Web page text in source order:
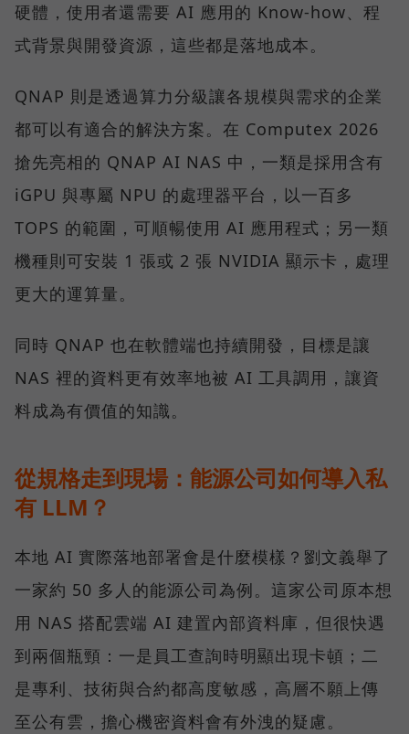
硬體，使用者還需要 AI 應用的 Know-how、程
式背景與開發資源，這些都是落地成本。
QNAP 則是透過算力分級讓各規模與需求的企業
都可以有適合的解決方案。在 Computex 2026
搶先亮相的 QNAP AI NAS 中，一類是採用含有
iGPU 與專屬 NPU 的處理器平台，以一百多
TOPS 的範圍，可順暢使用 AI 應用程式；另一類
機種則可安裝 1 張或 2 張 NVIDIA 顯示卡，處理
更大的運算量。
同時 QNAP 也在軟體端也持續開發，目標是讓
NAS 裡的資料更有效率地被 AI 工具調用，讓資
料成為有價值的知識。
從規格走到現場：能源公司如何導入私
有 LLM？
本地 AI 實際落地部署會是什麼模樣？劉文義舉了
一家約 50 多人的能源公司為例。這家公司原本想
用 NAS 搭配雲端 AI 建置內部資料庫，但很快遇
到兩個瓶頸：一是員工查詢時明顯出現卡頓；二
是專利、技術與合約都高度敏感，高層不願上傳
至公有雲，擔心機密資料會有外洩的疑慮。